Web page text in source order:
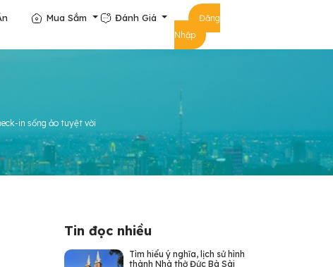
Mua Sắm Đánh Giá
Đăng
Nhập
in sống ảo tuyệt vời
Tin đọc nhiều
Tìm hiểu ý nghĩa, lịch sử hình
thành Nhà thờ Đức Bà Sài